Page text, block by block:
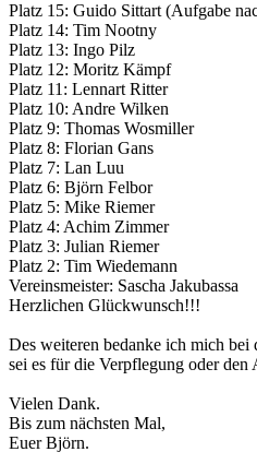
Platz 15: Guido Sittart (Aufgabe
Platz 14: Tim Nootny
Platz 13: Ingo Pilz
Platz 12: Moritz Kämpf
Platz 11: Lennart Ritter
Platz 10: Andre Wilken
Platz 9: Thomas Wosmiller
Platz 8: Florian Gans
Platz 7: Lan Luu
Platz 6: Björn Felbor
Platz 5: Mike Riemer
Platz 4: Achim Zimmer
Platz 3: Julian Riemer
Platz 2: Tim Wiedemann
Vereinsmeister: Sascha Jakubassa
Herzlichen Glückwunsch!!!
Des weiteren bedanke ich mich bei
sei es für die Verpflegung oderden
Vielen Dank.
Bis zum nächsten Mal,
Euer Björn.